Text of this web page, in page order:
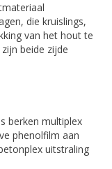
die kruislings,
van het hout te
beide zijde
berken multiplex
phenolfilm aan
uitstraling